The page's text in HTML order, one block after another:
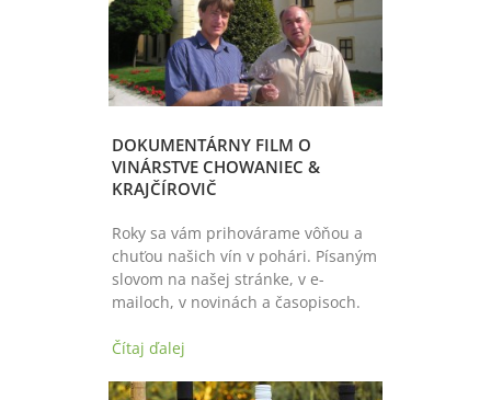
DOKUMENTÁRNY FILM O
VINÁRSTVE CHOWANIEC &
KRAJČÍROVIČ
Roky sa vám prihovárame vôňou a
chuťou našich vín v pohári. Písaným
slovom na našej stránke, v e-
mailoch, v novinách a časopisoch.
Čítaj ďalej